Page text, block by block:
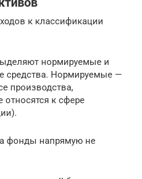
к классификации
нормируемые и
средства. Нормируемые —
производства,
к сфере
фонды напрямую не